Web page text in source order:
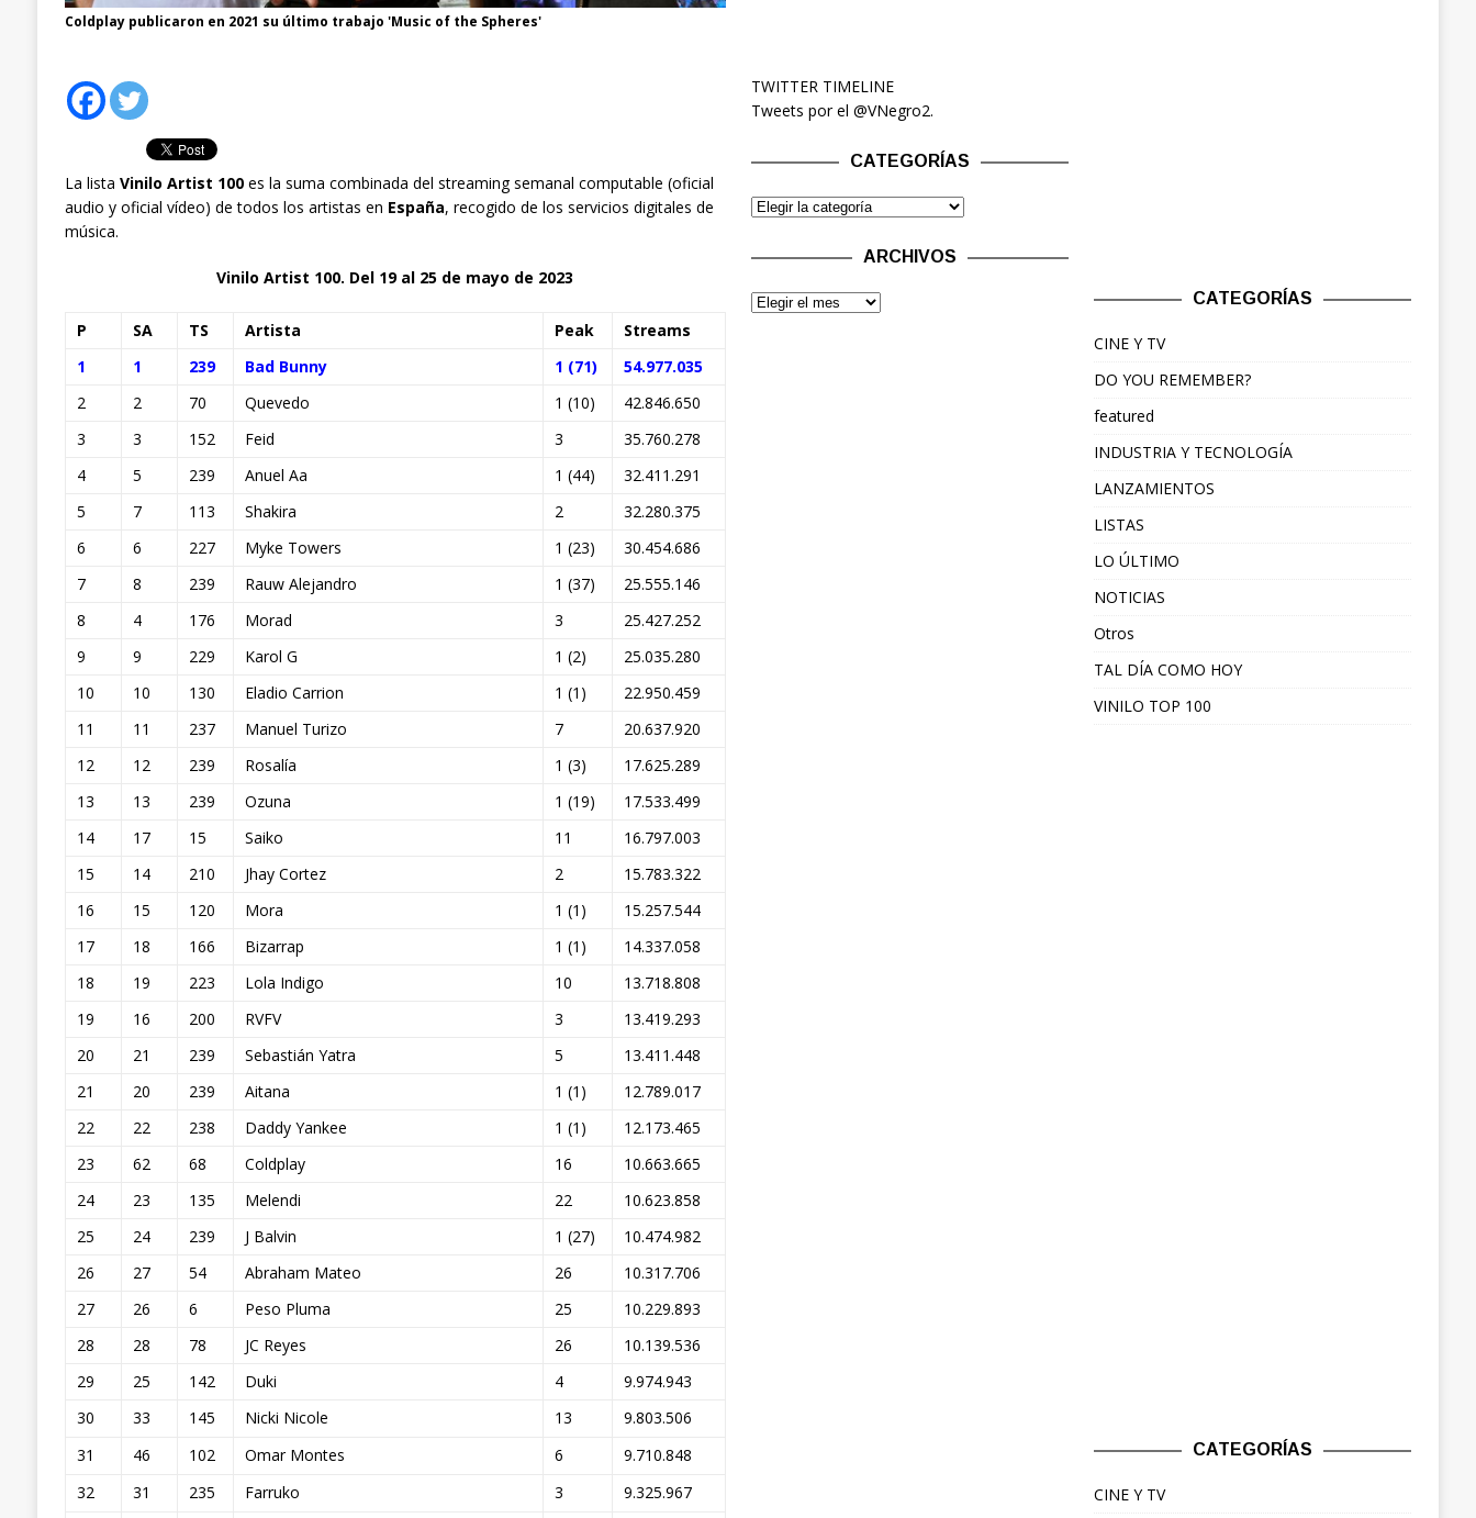
Coldplay publicaron en 2021 su último trabajo 'Music of the Spheres'
La lista Vinilo Artist 100es la suma combinada del streaming semanal computable (oficial
audio y oficial vídeo) de todos los artistas en España, recogido de los servicios digitales de
música.
Vinilo Artist 100. Del 19 al 25 de mayo de 2023
P SA TS Artista Peak
Streams
1
1 239 Bad Bunny 1 (71)
54.977.035
2
2 70 Quevedo 1 (10)
42.846.650
3
3 152 Feid 3
35.760.278
4
5 239 Anuel Aa 1 (44)
32.411.291
5
7 113 Shakira 2
32.280.375
6
6 227 Myke Towers 1 (23)
30.454.686
7
8 239 Rauw Alejandro 1 (37)
25.555.146
8
4 176 Morad 3
25.427.252
9
9 229 Karol G 1 (2)
25.035.280
10
10 130 Eladio Carrion 1 (1)
22.950.459
11
11 237 Manuel Turizo 7
20.637.920
12
12 239 Rosalía 1 (3)
17.625.289
13
13 239 Ozuna 1 (19)
17.533.499
14
17 15 Saiko 11
16.797.003
15
14 210 Jhay Cortez 2
15.783.322
16
15 120 Mora 1 (1)
15.257.544
17
18 166 Bizarrap 1 (1)
14.337.058
18
19 223 Lola Indigo 10
13.718.808
19
16 200 RVFV 3
13.419.293
20
21 239 Sebastián Yatra 5
13.411.448
21
20 239 Aitana 1 (1)
12.789.017
22
22 238 Daddy Yankee 1 (1)
12.173.465
23
62 68 Coldplay 16
10.663.665
24
23 135 Melendi 22
10.623.858
25
24 239 J Balvin 1 (27)
10.474.982
26
27 54 Abraham Mateo 26
10.317.706
27
26 6 Peso Pluma 25
10.229.893
28
28 78 JC Reyes 26
10.139.536
29
25 142 Duki 4
9.974.943
30
33 145 Nicki Nicole 13
9.803.506
31
46 102 Omar Montes 6
9.710.848
32
31 235 Farruko 3
9.325.967
TWITTER TIMELINE
Tweets por el @VNegro2.
CATEGORÍAS
ARCHIVOS
CATEGORÍAS
CINE Y TV
DO YOU REMEMBER?
featured
INDUSTRIA Y TECNOLOGÍA
LANZAMIENTOS
LISTAS
LO ÚLTIMO
NOTICIAS
Otros
TAL DÍA COMO HOY
VINILO TOP 100
CATEGORÍAS
CINE Y TV